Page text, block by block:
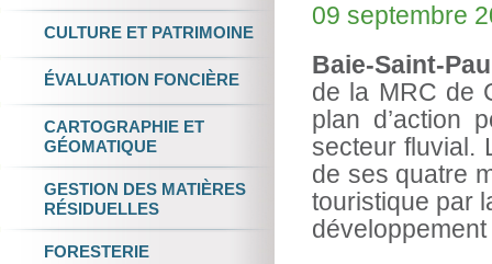
09 septembre
Baie-Saint-
de la MRC de
plan d’action
secteur fluvial.
de ses quatre
touristique par
développement
CULTURE ET PATRIMOINE
ÉVALUATION FONCIÈRE
CARTOGRAPHIE ET
GÉOMATIQUE
GESTION DES MATIÈRES
RÉSIDUELLES
FORESTERIE